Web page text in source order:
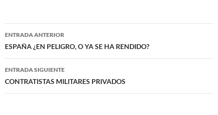
Navegación
de
entradas
ENTRADA ANTERIOR
ESPAÑA ¿EN PELIGRO, O YA SE HA RENDIDO?
ENTRADA SIGUIENTE
CONTRATISTAS MILITARES PRIVADOS